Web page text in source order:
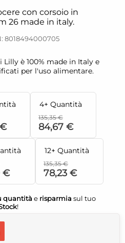
con corsoio in
26 made in italy.
8018494000705
è 100% made in Italy e
per l'uso alimentare.
4+ Quantità
135,35 €
84,67 €
€
12+ Quantità
135,35 €
78,23 €
quantità e risparmia sul tuo
!